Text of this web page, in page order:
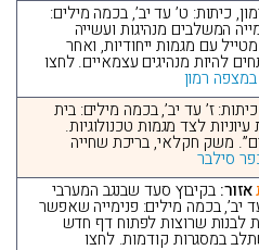
כיתות: ט’ עד יב’, בכמה מילים:
המשלבים מנהיגות ועשייה
עם מגמות ייחודיות, ואחר
להיות מנהיגים עצמאיים. לחצו
רמון
ז’ עד יב’, בכמה מילים: בית
עיוניות לצד מגמות טכנולוגיות.
משק חקלאי, בריכת שחייה
סילבר
אזור: בקיבוץ סעד שבנגב המערבי
יב’, בכמה מילים: פנימייה שאפשר
לבנות שרוצות לפתוח דף חדש
במסגרות קודמות. לחצו